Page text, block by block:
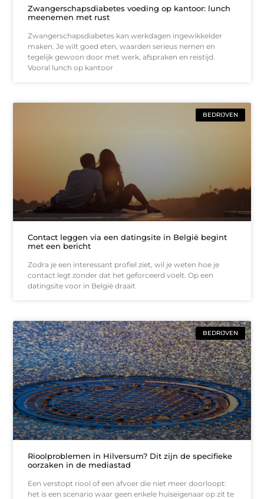
Zwangerschapsdiabetes voeding op kantoor: lunch
meenemen met rust
Zwangerschapsdiabetes kan werkdagen ingewikkelder
maken. Je wilt goed eten, waarden serieus nemen en
tegelijk gewoon door met werk, afspraken en reistijd.
Vooral lunch op kantoor
BEDRIJVEN
Contact leggen via een datingsite in België begint
met een bericht
Zodra je een interessant profiel ziet, wil je weten hoe je
contact legt zonder dat het geforceerd voelt. Op een
datingsite voor in België draait
BEDRIJVEN
Rioolproblemen in Hilversum? Dit zijn de specifieke
oorzaken in de mediastad
Een verstopt riool of een afvoer die niet meer doorloopt:
het is een scenario waar geen enkele huiseigenaar op zit te